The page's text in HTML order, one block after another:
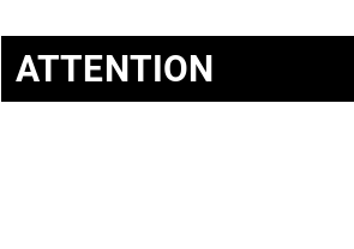
ATTENTION